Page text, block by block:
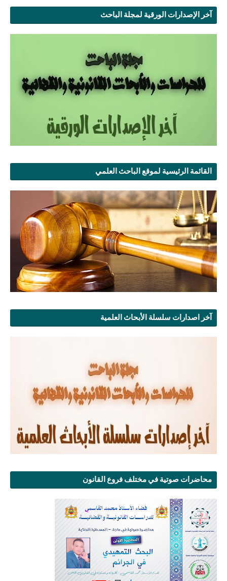
آخر الإصدارات الورقية لمجلة الباحث
القائمة الرئيسية لموقع الباحث العلمي
آخر اصدارات سلسلة الأبحاث العلمية
محاضرات صوتية في مختلف فروع القانون